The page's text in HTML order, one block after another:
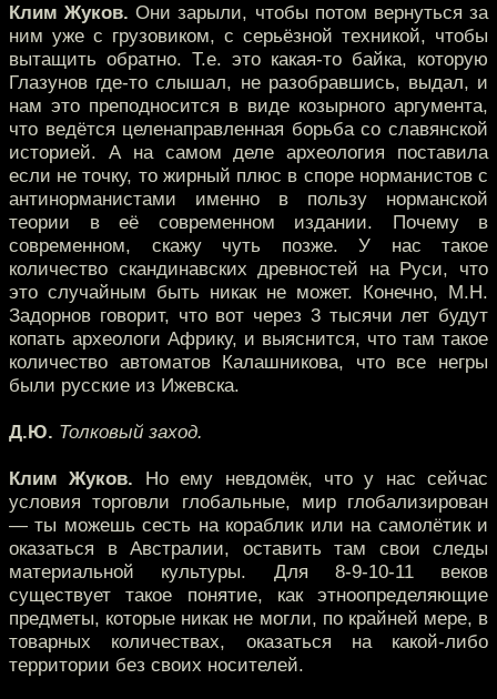
Клим Жуков. Они зарыли, чтобы потом вернуться за
ним уже с грузовиком, с серьёзной техникой, чтобы
вытащить обратно. Т.е. это какая-то байка, которую
Глазунов где-то слышал, не разобравшись, выдал, и
нам это преподносится в виде козырного аргумента,
что ведётся целенаправленная борьба со славянской
историей. А на самом деле археология поставила
если не точку, то жирный плюс в споре норманистов с
антинорманистами именно в пользу норманской
теории в её современном издании. Почему в
современном, скажу чуть позже. У нас такое
количество скандинавских древностей на Руси, что
это случайным быть никак не может. Конечно, М.Н.
Задорнов говорит, что вот через 3 тысячи лет будут
копать археологи Африку, и выяснится, что там такое
количество автоматов Калашникова, что все негры
были русские из Ижевска.
Д.Ю. Толковый заход.
Клим Жуков. Но ему невдомёк, что у нас сейчас
условия торговли глобальные, мир глобализирован
— ты можешь сесть на кораблик или на самолётик и
оказаться в Австралии, оставить там свои следы
материальной культуры. Для 8-9-10-11 веков
существует такое понятие, как этноопределяющие
предметы, которые никак не могли, по крайней мере, в
товарных количествах, оказаться на какой-либо
территории без своих носителей.